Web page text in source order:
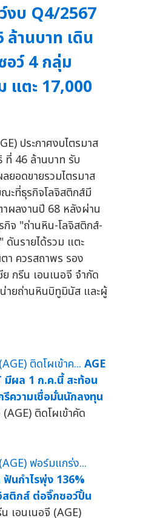
งบ Q4/2567
านบาท เดิน
อว์ 4 กลุ่ม
แตะ 17,000
ประกาศงบไตรมาส
ที่ 46 ล้านบาท รับ
ยอดขายรวมไตรมาส
ะที่ธุรกิจโลจิสติกส์มี
าผลงานปี 68 หลังผ่าน
จ "ถ่านหิน-โลจิสติกส์-
นรายได้รวม แตะ
า ควรสถาพร รอง
กรีน เอนเนอจี จำกัด
ายถ่านหินบิทูมินัส และผู้
AGE
มีผล 1 ก.ค.นี้ สะท้อน
ความเชื่อมั่นนักลงทุน
ติดโผเข้าคัด
นกำไรพุ่ง 136%
สติกส์ ต่อจิ๊กซอว์ปั้น
เอนเนอจี (AGE)